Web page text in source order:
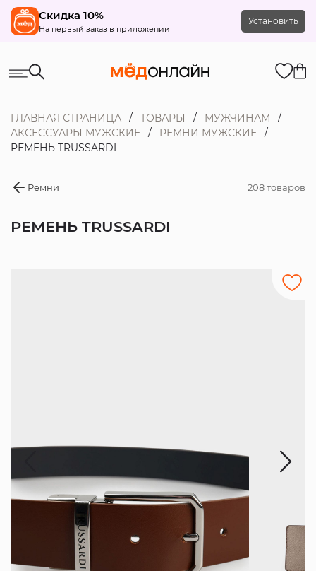
Скидка 10%
На первый заказ в приложении
Установить
ГЛАВНАЯ СТРАНИЦА ТОВАРЫ
МУЖЧИНАМ
АКСЕССУАРЫ МУЖСКИЕ
РЕМНИ МУЖСКИЕ
РЕМЕНЬ TRUSSARDI
Ремни 208 товаров
РЕМЕНЬ TRUSSARDI